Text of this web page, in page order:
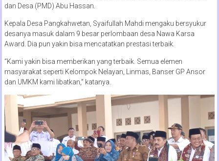
dan Desa (PMD) Abu Hassan.
Kepala Desa Pangkahwetan, Syaifullah Mahdi mengaku bersyukur
desanya masuk dalam 9 besar perlombaan desa Nawa Karsa
Award. Dia pun yakin bisa mencatatkan prestasi terbaik.
“Kami yakin bisa memberikan yang terbaik. Semua elemen
masyarakat seperti Kelompok Nelayan, Linmas, Banser GP Ansor
dan UMKM kami libatkan,” katanya.